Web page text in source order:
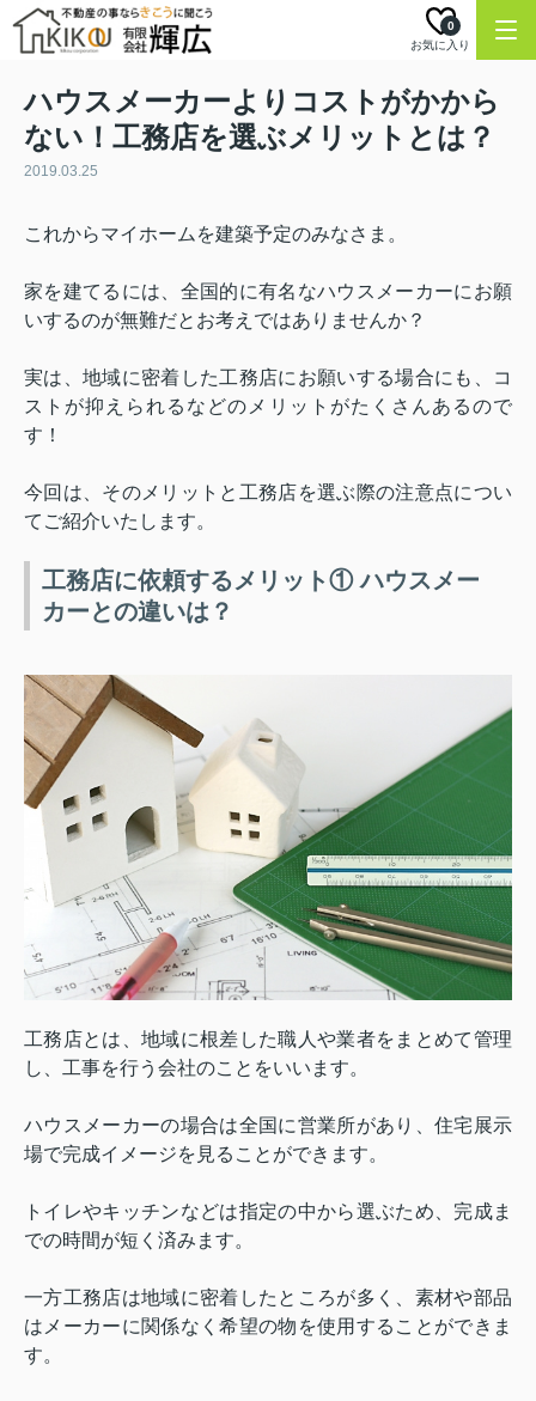
お気に入り
0
ハウスメーカーよりコストがかから
ない！工務店を選ぶメリットとは？
2019.03.25
これからマイホームを建築予定のみなさま。
家を建てるには、全国的に有名なハウスメーカーにお願
いするのが無難だとお考えではありませんか？
実は、地域に密着した工務店にお願いする場合にも、コ
ストが抑えられるなどのメリットがたくさんあるので
す！
今回は、そのメリットと工務店を選ぶ際の注意点につい
てご紹介いたします。
工務店に依頼するメリット① ハウスメー
カーとの違いは？
工務店とは、地域に根差した職人や業者をまとめて管理
し、工事を行う会社のことをいいます。
ハウスメーカーの場合は全国に営業所があり、住宅展示
場で完成イメージを見ることができます。
トイレやキッチンなどは指定の中から選ぶため、完成ま
での時間が短く済みます。
一方工務店は地域に密着したところが多く、素材や部品
はメーカーに関係なく希望の物を使用することができま
す。